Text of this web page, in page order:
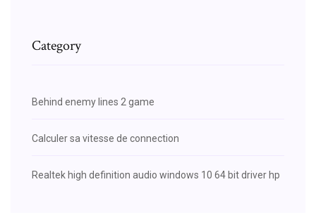
Category
Behind enemy lines 2 game
Calculer sa vitesse de connection
Realtek high definition audio windows 10 64 bit driver hp